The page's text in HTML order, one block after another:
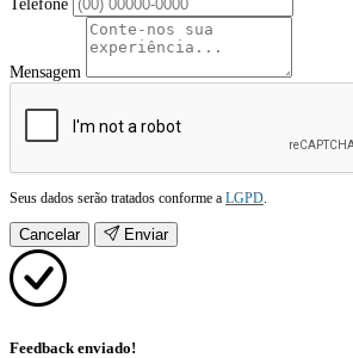
Telefone
Mensagem
Seus dados serão tratados conforme a LGPD
Cancelar Enviar
Feedback enviado!